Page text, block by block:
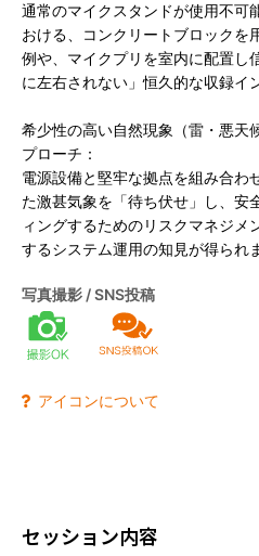
お問い合わせ
通常のマイクスタンドが使用不可
おける、コンクリートブロックを
例や、マイクプリを室内に配置し
に左右されない」恒久的な収録イ
希少性の高い自然現象（雷・悪天
プローチ：
電源設備と堅牢な拠点を組み合わ
た激甚気象を「待ち伏せ」し、安
ィングするためのリスクマネジメ
するシステム運用の知見が得られ
写真撮影 / SNS投稿
アイコンについて
セッション内容